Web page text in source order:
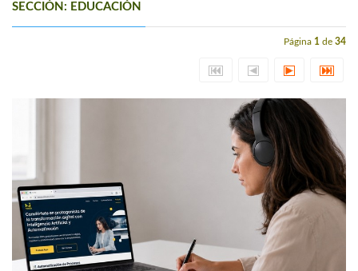
SECCIÓN: EDUCACIÓN
Página 1 de 34